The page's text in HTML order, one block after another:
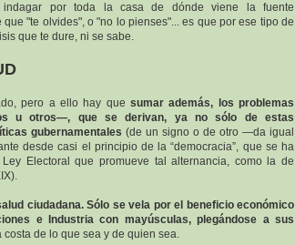
por toda la casa de dónde viene la fuente
"te olvides", o "no lo pienses"... es que por ese tipo de
que te dure, ni se sabe.
pero a ello hay que sumar además, los problemas
u otros—, que se derivan, ya no sólo de estas
gubernamentales (de un signo o de otro —da igual
desde casi el principio de la “democracia”, que se ha
Electoral que promueve tal alternancia, como la de
ciudadana. Sólo se vela por el beneficio económico
e Industria con mayúsculas, plegándose a sus
costa de lo que sea y de quien sea.